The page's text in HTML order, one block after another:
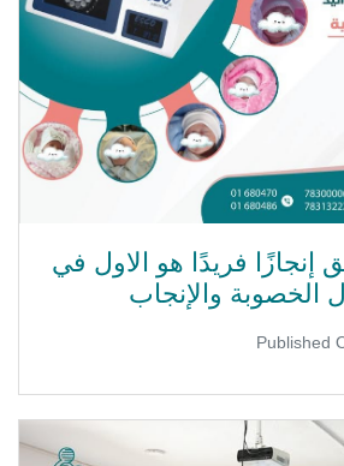
إنجازًا فريدًا هو الاول في
الخصوبة والإنجاب